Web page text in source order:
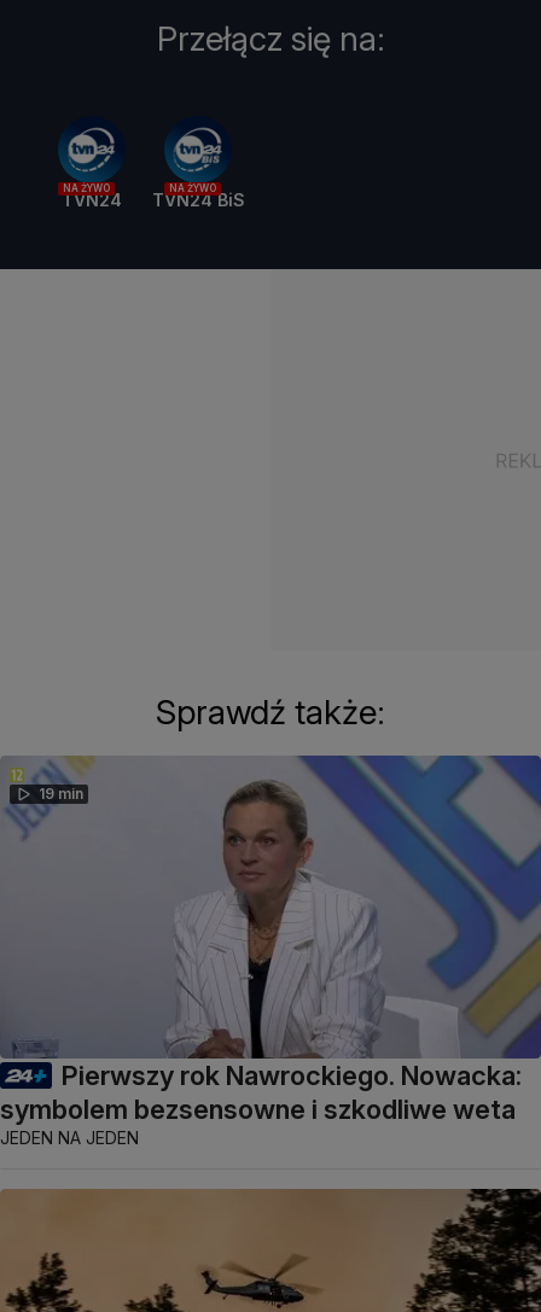
Przełącz się na:
NA ŻYWO
TVN24
NA ŻYWO
TVN24 BiS
Sprawdź także:
19 min
Pierwszy rok Nawrockiego. Nowacka:
symbolem bezsensowne i szkodliwe weta
JEDEN NA JEDEN